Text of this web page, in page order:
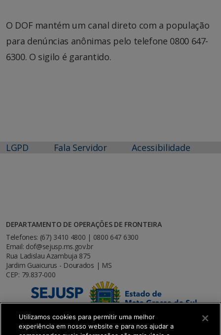
O DOF mantém um canal direto com a população
para denúncias anônimas pelo telefone 0800 647-
6300. O sigilo é garantido.
LGPD Fala Servidor Acessibilidade
DEPARTAMENTO DE OPERAÇÕES DE FRONTEIRA
Telefones: (67) 3410 4800 | 0800 647 6300
Email: dof@sejusp.ms.gov.br
Rua Ladislau Azambuja 875
Jardim Guaicurus - Dourados | MS
CEP: 79.837-000
Utilizamos cookies para permitir uma melhor
experiência em nosso website e para nos ajudar a